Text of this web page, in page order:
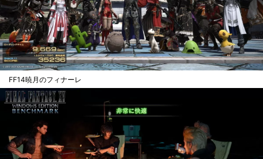
FF14暁月のフィナーレ